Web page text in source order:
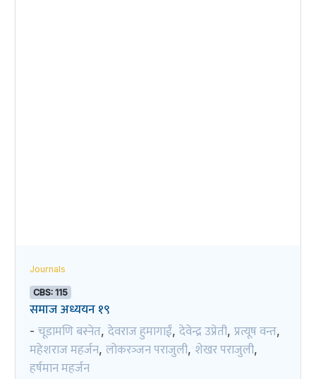
Journals
CBS: 115
समाज अध्ययन १९
- चूडामणि बस्नेत, देवराज हुमागाईं, देवेन्द्र उप्रेती, प्रत्यूष वन्त,
महेशराज महर्जन, लोकरञ्‍जन पराजुली, शेखर पराजुली,
हर्षमान महर्जन